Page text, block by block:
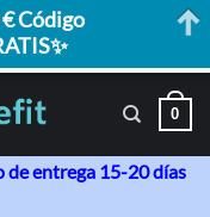
0
de entrega 15-20 días
Código